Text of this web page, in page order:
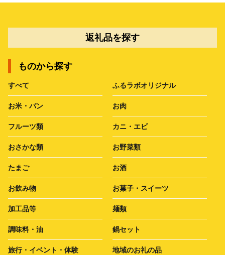
返礼品を探す
ものから探す
すべて ふるラボオリジナル
お米・パン お肉
フルーツ類 カニ・エビ
おさかな類 お野菜類
たまご お酒
お飲み物 お菓子・スイーツ
加工品等 麺類
調味料・油 鍋セット
旅行・イベント・体験 地域のお礼の品